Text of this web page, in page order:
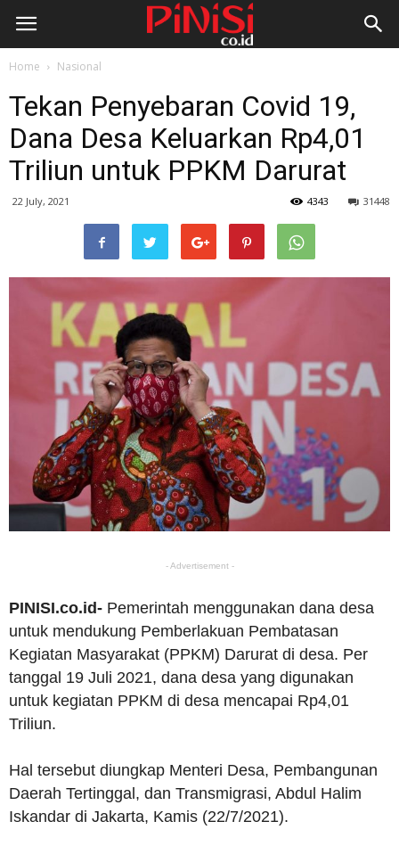
Home Nasional
Tekan Penyebaran Covid 19,
Dana Desa Keluarkan Rp4,01
Triliun untuk PPKM Darurat
22 July, 2021 31448
4343
- Advertisement -
PINISI.co.id- Pemerintah menggunakan dana desa
untuk mendukung Pemberlakuan Pembatasan
Kegiatan Masyarakat (PPKM) Darurat di desa. Per
tanggal 19 Juli 2021, dana desa yang digunakan
untuk kegiatan PPKM di desa mencapai Rp4,01
Triliun.
Hal tersebut diungkap Menteri Desa, Pembangunan
Daerah Tertinggal, dan Transmigrasi, Abdul Halim
Iskandar di Jakarta, Kamis (22/7/2021).